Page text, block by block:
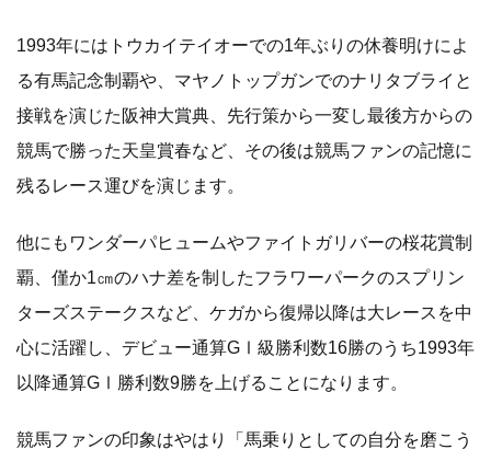
1993年にはトウカイテイオーでの1年ぶりの休養明けによ
る有馬記念制覇や、マヤノトップガンでのナリタブライと
接戦を演じた阪神大賞典、先行策から一変し最後方からの
競馬で勝った天皇賞春など、その後は競馬ファンの記憶に
残るレース運びを演じます。
他にもワンダーパヒュームやファイトガリバーの桜花賞制
覇、僅か1㎝のハナ差を制したフラワーパークのスプリン
ターズステークスなど、ケガから復帰以降は大レースを中
心に活躍し、デビュー通算GⅠ級勝利数16勝のうち1993年
以降通算GⅠ勝利数9勝を上げることになります。
競馬ファンの印象はやはり「馬乗りとしての自分を磨こう